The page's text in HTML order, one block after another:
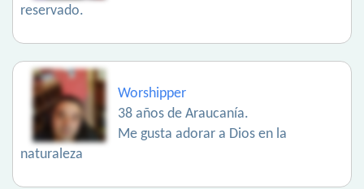
reservado.
Worshipper
38 años de Araucanía.
Me gusta adorar a Dios en la
naturaleza